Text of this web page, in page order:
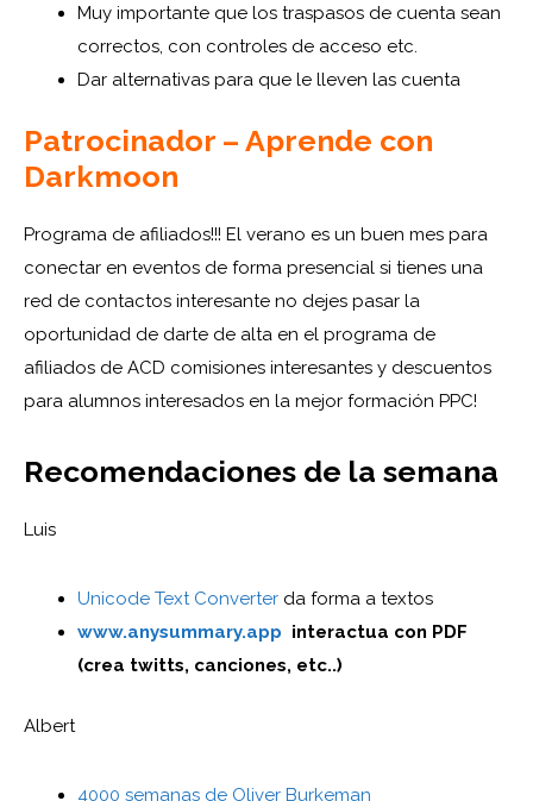
Muy importante que los traspasos de cuenta sean
correctos, con controles de acceso etc.
Dar alternativas para que le lleven las cuenta
Patrocinador – Aprende con
Darkmoon
Programa de afiliados!!! El verano es un buen mes para
conectar en eventos de forma presencial si tienes una
red de contactos interesante no dejes pasar la
oportunidad de darte de alta en el programa de
afiliados de ACD comisiones interesantes y descuentos
para alumnos interesados en la mejor formación PPC!
Recomendaciones de la semana
Luis
Unicode Text Converter da forma a textos
www.anysummary.app interactua con PDF
(crea twitts, canciones, etc..)
Albert
4000 semanas de Oliver Burkeman